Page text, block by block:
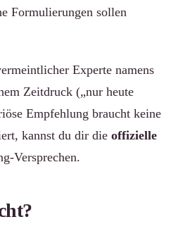
Formulierungen sollen
Experte namens
Zeitdruck („nur heute
Empfehlung braucht keine
kannst du dir die offizielle
Versprechen.